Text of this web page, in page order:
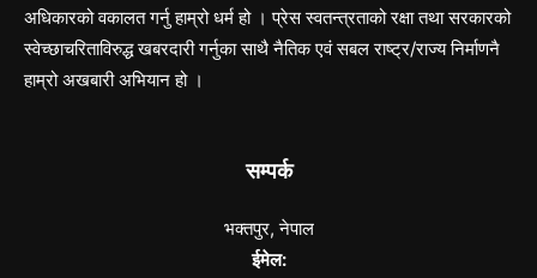
अधिकारको वकालत गर्नु हाम्रो धर्म हो । प्रेस स्वतन्त्रताको रक्षा तथा सरकारको
स्वेच्छाचरिताविरुद्ध खबरदारी गर्नुका साथै नैतिक एवं सबल राष्ट्र/राज्य निर्माणनै
हाम्रो अखबारी अभियान हो ।
सम्पर्क
भक्तपुर, नेपाल
ईमेल: